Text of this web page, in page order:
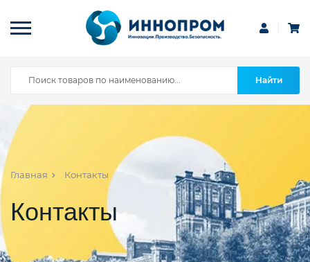
Найти
Главная Контакты
Контакты